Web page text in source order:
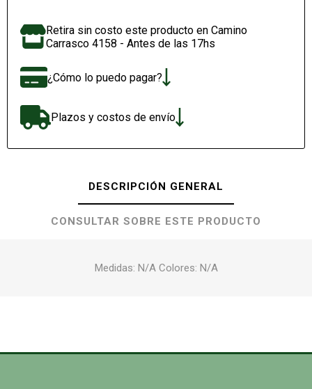
Retira sin costo este producto en Camino
Carrasco 4158 - Antes de las 17hs
¿Cómo lo puedo pagar?
Plazos y costos de envío
DESCRIPCIÓN GENERAL
CONSULTAR SOBRE ESTE PRODUCTO
Medidas: N/A Colores: N/A